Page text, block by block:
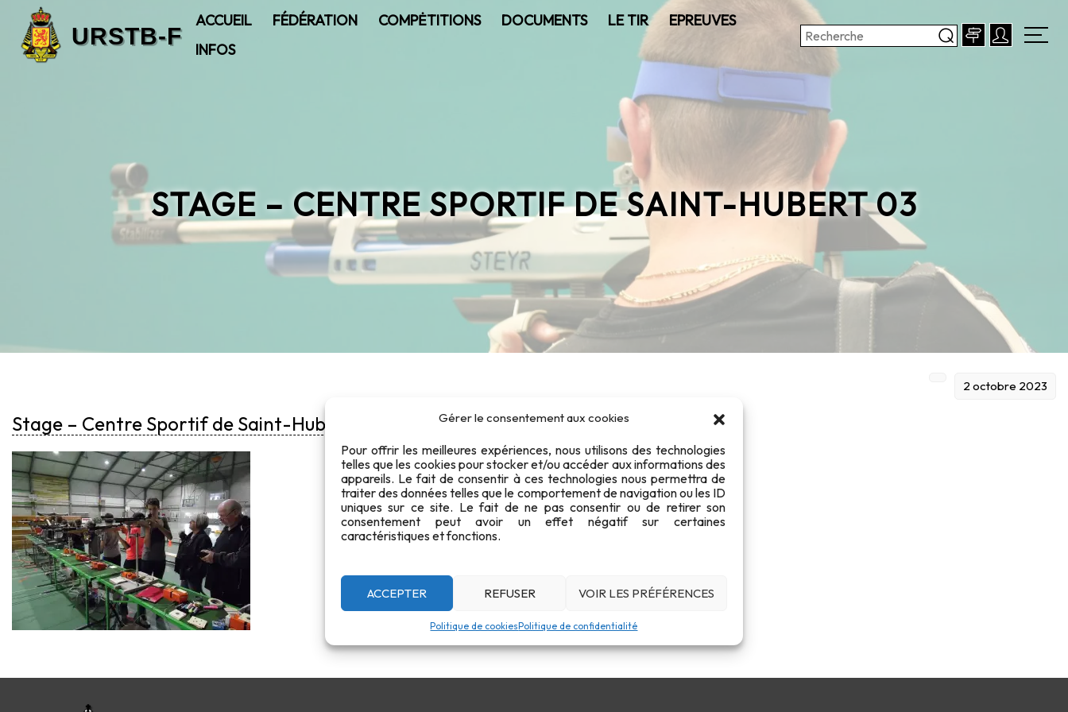
Gérer le consentement aux cookies
Pour offrir les meilleures expériences, nous utilisons des technologies
telles que les cookies pour stocker et/ou accéder aux informations des
appareils. Le fait de consentir à ces technologies nous permettra de
traiter des données telles que le comportement de navigation ou les ID
uniques sur ce site. Le fait de ne pas consentir ou de retirer son
consentement peut avoir un effet négatif sur certaines
caractéristiques et fonctions.
ACCEPTER REFUSER VOIR LES PRÉFÉRENCES
Politique de cookiesPolitique de confidentialité
ACCUEIL FÉDÉRATION COMPĖTITIONS DOCUMENTS LE TIR
EPREUVES
INFOS
STAGE – CENTRE SPORTIF DE SAINT-HUBERT 03
2 octobre 2023
Stage – Centre Sportif de Saint-Hubert 03